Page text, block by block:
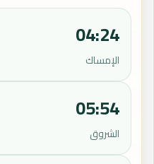
04:24
الإمساك
05:54
الشروق